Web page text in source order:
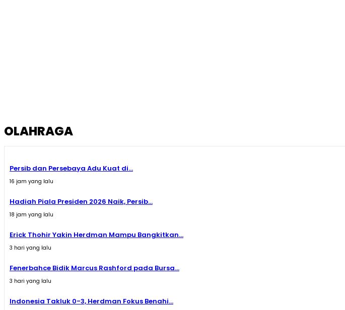
OLAHRAGA
Persib dan Persebaya Adu Kuat di...
16 jam yang lalu
Hadiah Piala Presiden 2026 Naik, Persib...
18 jam yang lalu
Erick Thohir Yakin Herdman Mampu Bangkitkan...
3 hari yang lalu
Fenerbahce Bidik Marcus Rashford pada Bursa...
3 hari yang lalu
Indonesia Takluk 0-3, Herdman Fokus Benahi...